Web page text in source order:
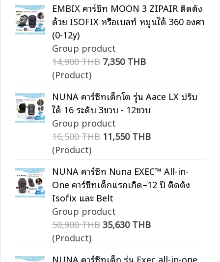
EMBIX คาร์ซีท MOON 3 ZIPAIR ติดตั้ง
ด้วย ISOFIX หรือเบลท์ หมุนได้ 360 องศา
(0-12y)
Group product
14,900 THB 7,350 THB
(Product)
NUNA คาร์ซีทเด็กโต รุ่น Aace LX ปรับ
ได้ 16 ระดับ 3ขวบ - 12ขวบ
Group product
16,500 THB 11,550 THB
(Product)
NUNA คาร์ซีท Nuna EXEC™ All-in-
One คาร์ซีทเด็กแรกเกิด–12 ปี ติดตั้ง
Isofix และ Belt
Group product
50,900 THB35,630 THB
(Product)
NUNA คาร์ซีทเด็ก รุ่น Exec all-in-one